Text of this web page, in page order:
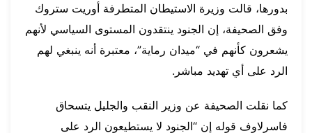
بدورها، قالت وزيرة الاستيطان المتطرفة أوريت ستروك
وفق الصحيفة، إن الجنود ينتقدون المستوى السياسي لأنهم
يشعرون كأنهم في “ميدان رماية”، معتبرة أنه ينبغي لهم
الرد على أي تهديد مباشر.
كما نقلت الصحيفة عن وزير النقب والجليل يتسحاق
فاسرلاوف قوله إن “الجنود لا يستطيعون الرد على